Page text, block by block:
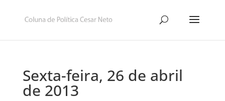
Sexta-feira, 26 de abril
de 2013